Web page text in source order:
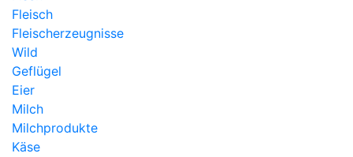
Fleisch
Fleischerzeugnisse
Wild
Geflügel
Eier
Milch
Milchprodukte
Käse